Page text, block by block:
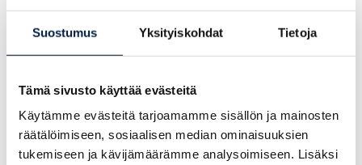
Suostumus Yksityiskohdat Tietoja
Tämä sivusto käyttää evästeitä
Käytämme evästeitä tarjoamamme sisällön ja mainosten
räätälöimiseen, sosiaalisen median ominaisuuksien
tukemiseen ja kävijämäärämme analysoimiseen. Lisäksi
Moottori: D4CC
Nostokyky: 5000 kg
Nostokorkeus: 460 cm
Painopiste-etäisyys: 60 cm